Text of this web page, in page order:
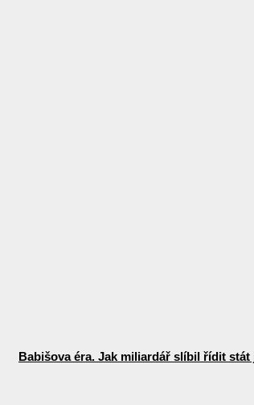
Babišova éra. Jak miliardář slíbil řídit